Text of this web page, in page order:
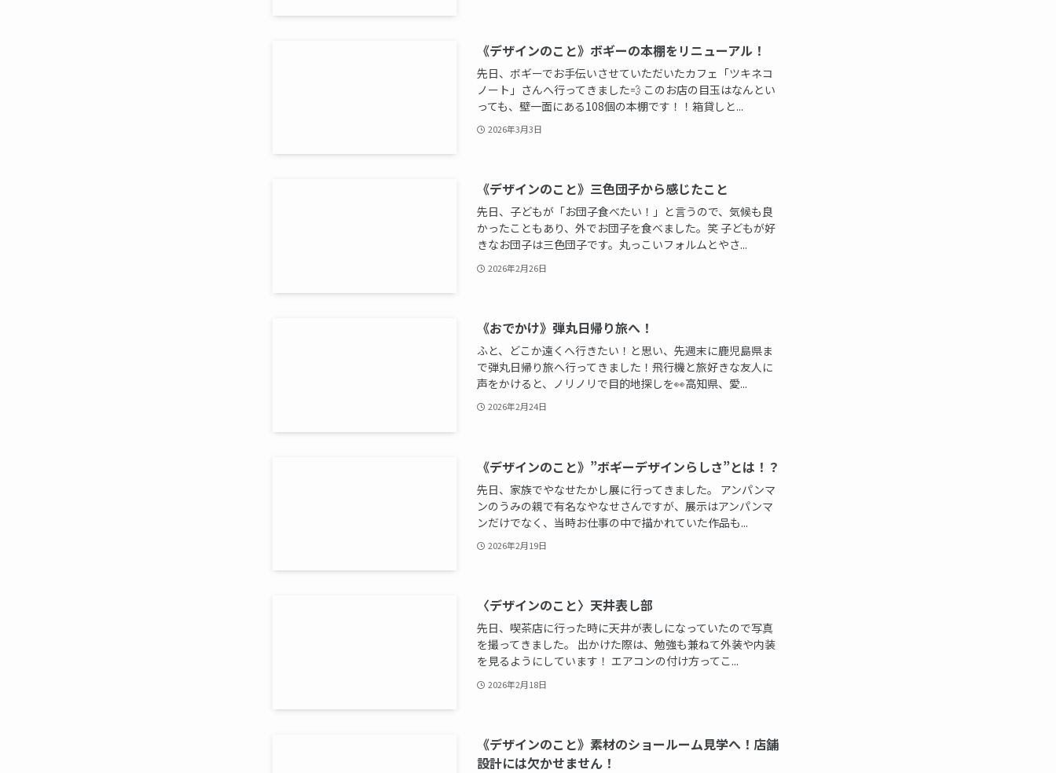
《デザインのこと》ボギーの本棚をリニューアル！
先日、ボギーでお手伝いさせていただいたカフェ「ツキネコ
ノート」さんへ行ってきました💨 このお店の目玉はなんとい
っても、壁一面にある108個の本棚です！！箱貸しと...
2026年3月3日
《デザインのこと》三色団子から感じたこと
先日、子どもが「お団子食べたい！」と言うので、気候も良
かったこともあり、外でお団子を食べました。笑 子どもが好
きなお団子は三色団子です。丸っこいフォルムとやさ...
2026年2月26日
《おでかけ》弾丸日帰り旅へ！
ふと、どこか遠くへ行きたい！と思い、先週末に鹿児島県ま
で弾丸日帰り旅へ行ってきました！飛行機と旅好きな友人に
声をかけると、ノリノリで目的地探しを👀高知県、愛...
2026年2月24日
《デザインのこと》”ボギーデザインらしさ”とは！？
先日、家族でやなせたかし展に行ってきました。 アンパンマ
ンのうみの親で有名なやなせさんですが、展示はアンパンマ
ンだけでなく、当時お仕事の中で描かれていた作品も...
2026年2月19日
〈デザインのこと〉天井表し部
先日、喫茶店に行った時に天井が表しになっていたので写真
を撮ってきました。 出かけた際は、勉強も兼ねて外装や内装
を見るようにしています！ エアコンの付け方ってこ...
2026年2月18日
《デザインのこと》素材のショールーム見学へ！店舗
設計には欠かせません！